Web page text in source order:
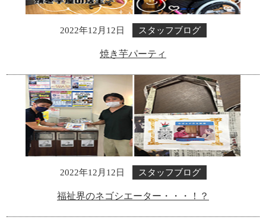
2022年12月12日 スタッフブログ
焼き芋パーティ
2022年12月12日 スタッフブログ
福祉界のネゴシエーター・・・！？